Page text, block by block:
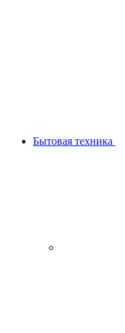
Бытовая техника